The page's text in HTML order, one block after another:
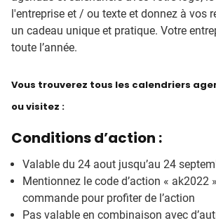
l'entreprise et / ou texte et donnez à vos
un cadeau unique et pratique. Votre
toute l’année.
Vous trouverez tous les calendriers
ou visitez :
Conditions d’action :
Valable du 24 aout jusqu’au 24
Mentionnez le code d’action « ak2022
commande pour profiter de l’action
Pas valable en combinaison avec